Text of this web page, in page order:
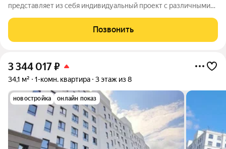
представляет из себя индивидуальный проект с различными
нескольких очередей застройки с различными сроками сдачи.
Просторные входные
Позвонить
3 344 017₽
34,1 м² 1-комн. квартира 3 этаж из 8
новостройка онлайн показ